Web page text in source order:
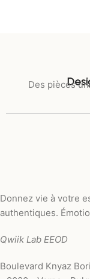
Des pièces
Donnez vie à votre
authentiques.
Qwiik Lab EEOD
Boulevard Knyaz